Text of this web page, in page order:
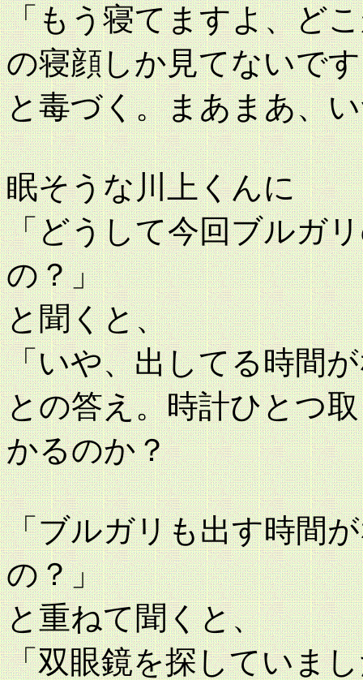
「もう寝てますよ、ど
の寝顔しか見てないで
と毒づく。まあまあ、
眠そうな川上くんに
「どうして今回ブルガ
の？」
と聞くと、
「いや、出してる時間
との答え。時計ひとつ
かるのか？
「ブルガリも出す時間
の？」
と重ねて聞くと、
「双眼鏡を探していま